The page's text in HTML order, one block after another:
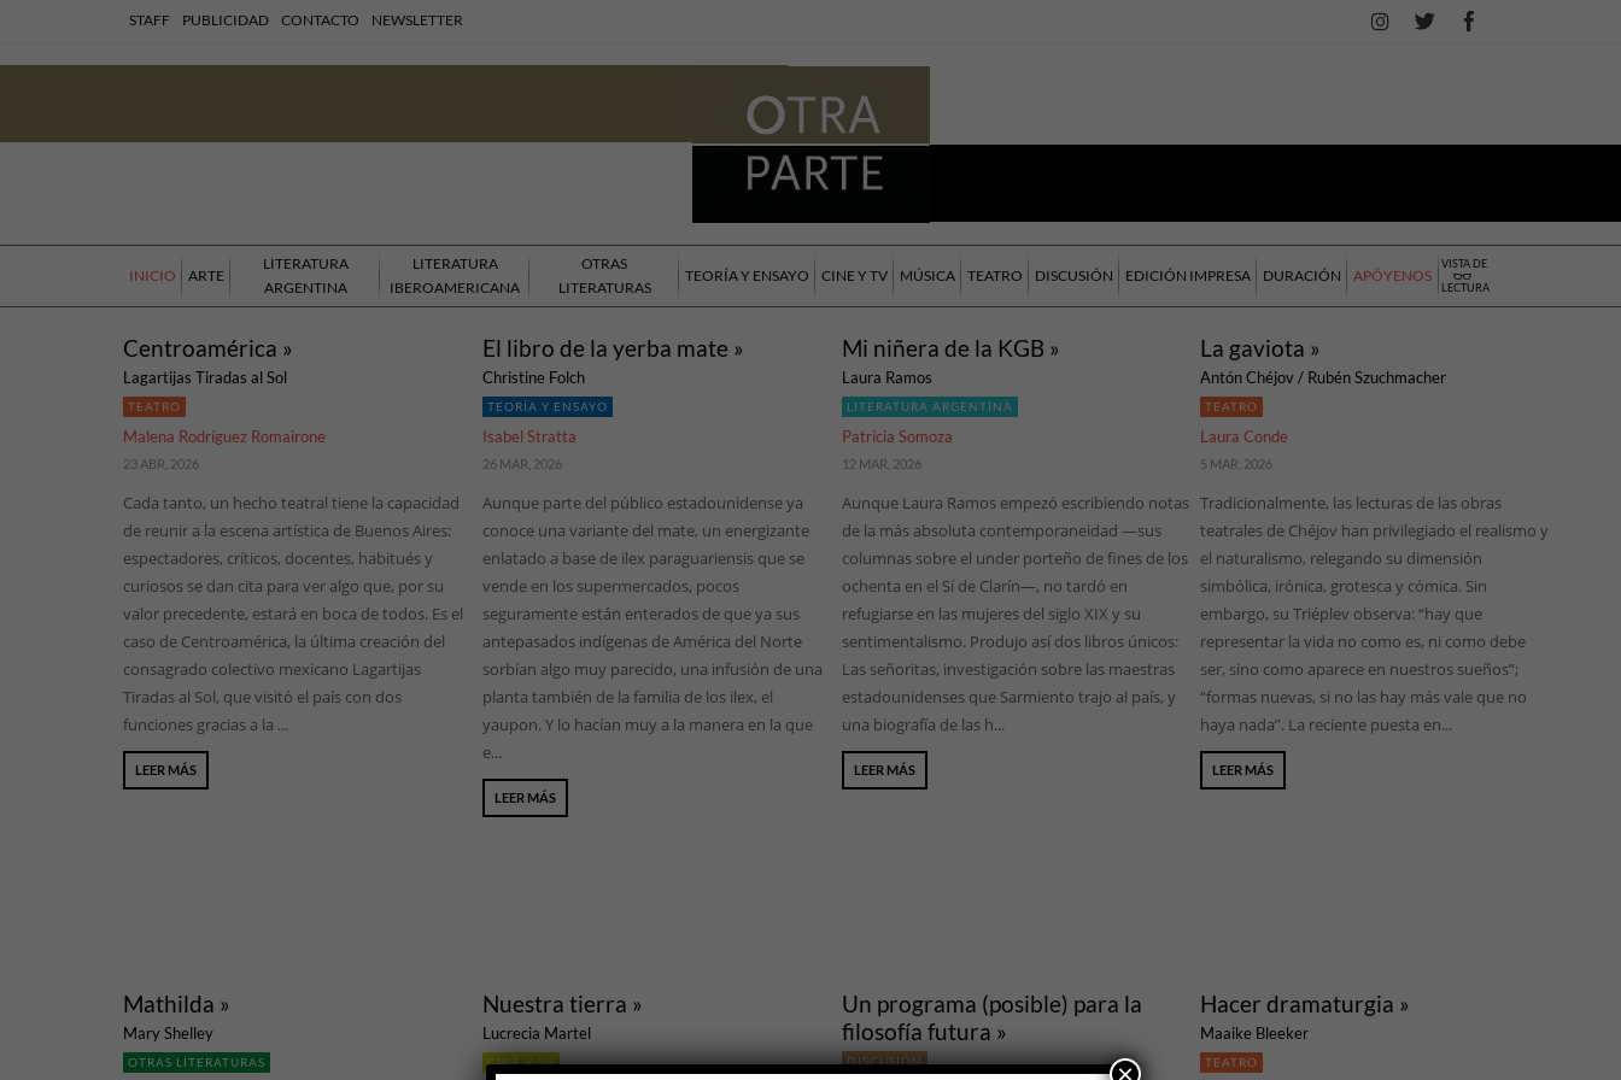
STAFF PUBLICIDAD CONTACTO NEWSLETTER
INICIO ARTE
LITERATURA
ARGENTINA
LITERATURA
IBEROAMERICANA
OTRAS
LITERATURAS
TEORÍA Y ENSAYO CINE Y TV MÚSICA TEATRO DISCUSIÓN EDICIÓN IMPRESA DURACIÓN APÓYENOS
VISTA DE
LECTURA
Centroamérica »
Lagartijas Tiradas al Sol
TEATRO
Malena Rodríguez Romairone
23 ABR, 2026
Cada tanto, un hecho teatral tiene la capacidad
de reunir a la escena artística de Buenos Aires:
espectadores, críticos, docentes, habitués y
curiosos se dan cita para ver algo que, por su
valor precedente, estará en boca de todos. Es el
caso de Centroamérica, la última creación del
consagrado colectivo mexicano Lagartijas
Tiradas al Sol, que visitó el país con dos
funciones gracias a la ...
LEER MÁS
Mathilda »
Mary Shelley
OTRAS LITERATURAS
El libro de la yerba mate »
Christine Folch
TEORÍA Y ENSAYO
Isabel Stratta
26 MAR, 2026
Aunque parte del público estadounidense ya
conoce una variante del mate, un energizante
enlatado a base de ilex paraguariensis que se
vende en los supermercados, pocos
seguramente están enterados de que ya sus
antepasados indígenas de América del Norte
sorbían algo muy parecido, una infusión de una
planta también de la familia de los ilex, el
yaupon. Y lo hacían muy a la manera en la que
e...
LEER MÁS
Nuestra tierra »
Lucrecia Martel
CINE Y TV
Mi niñera de la KGB »
Laura Ramos
LITERATURA ARGENTINA
Patricia Somoza
12 MAR, 2026
Aunque Laura Ramos empezó escribiendo notas
de la más absoluta contemporaneidad —sus
columnas sobre el under porteño de fines de los
ochenta en el Sí de Clarín—, no tardó en
refugiarse en las mujeres del siglo XIX y su
sentimentalismo. Produjo así dos libros únicos:
Las señoritas, investigación sobre las maestras
estadounidenses que Sarmiento trajo al país, y
una biografía de las h...
LEER MÁS
Un programa (posible) para la
filosofía futura »
DISCUSIÓN
La gaviota »
Antón Chéjov / Rubén Szuchmacher
TEATRO
Laura Conde
5 MAR, 2026
Tradicionalmente, las lecturas de las obras
teatrales de Chéjov han privilegiado el realismo y
el naturalismo, relegando su dimensión
simbólica, irónica, grotesca y cómica. Sin
embargo, su Triéplev observa: “hay que
representar la vida no como es, ni como debe
ser, sino como aparece en nuestros sueños”;
“formas nuevas, si no las hay más vale que no
haya nada”. La reciente puesta en...
LEER MÁS
Hacer dramaturgia »
Maaike Bleeker
TEATRO